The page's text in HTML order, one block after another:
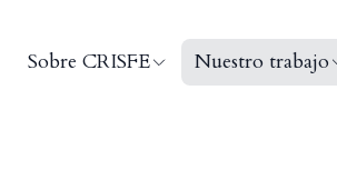
Sobre CRISFE Nuestro trabajo